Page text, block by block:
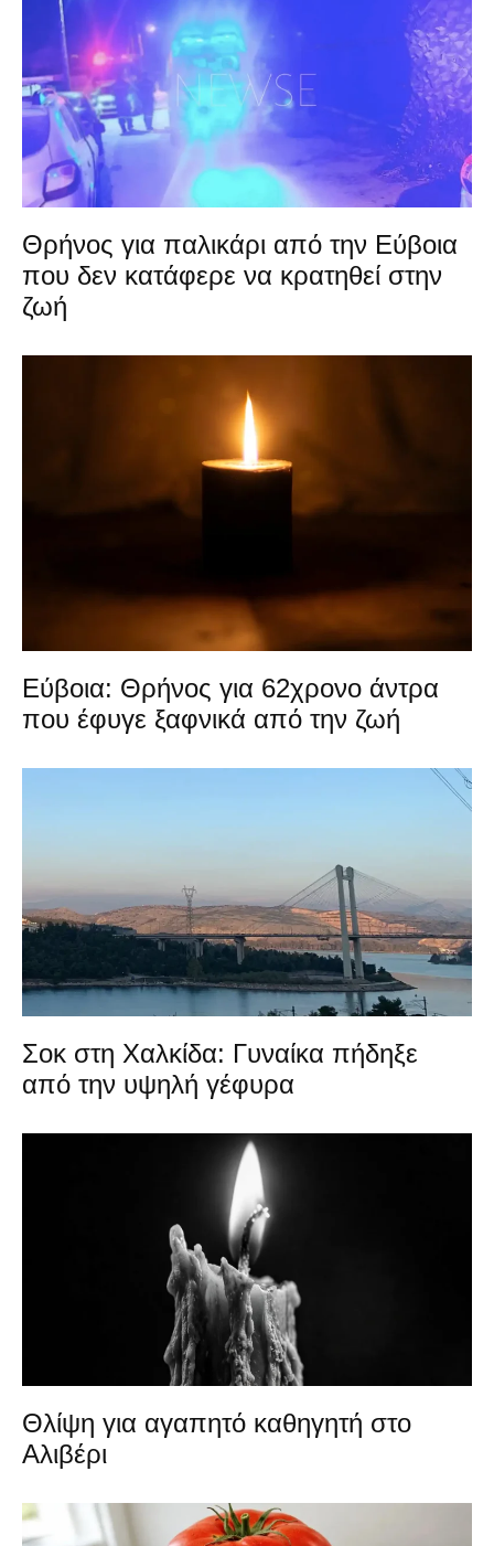
Θρήνος για παλικάρι από την Εύβοια
που δεν κατάφερε να κρατηθεί στην
ζωή
Εύβοια: Θρήνος για 62χρονο άντρα
που έφυγε ξαφνικά από την ζωή
Σοκ στη Χαλκίδα: Γυναίκα πήδηξε
από την υψηλή γέφυρα
Θλίψη για αγαπητό καθηγητή στο
Αλιβέρι